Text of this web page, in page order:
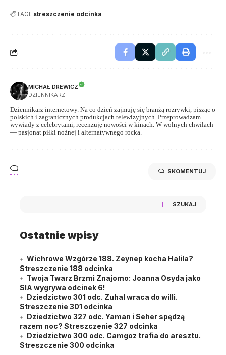
TAGI: streszczenie odcinka
MICHAŁ DREWICZ
DZIENNIKARZ
Dziennikarz internetowy. Na co dzień zajmuję się branżą rozrywki, pisząc o
polskich i zagranicznych produkcjach telewizyjnych. Przeprowadzam
wywiady z celebrytami, recenzuję nowości w kinach. W wolnych chwilach
— pasjonat piłki nożnej i alternatywnego rocka.
SKOMENTUJ
SZUKAJ
Ostatnie wpisy
Wichrowe Wzgórze 188. Zeynep kocha Halila?
Streszczenie 188 odcinka
Twoja Twarz Brzmi Znajomo: Joanna Osyda jako
SIA wygrywa odcinek 6!
Dziedzictwo 301 odc. Zuhal wraca do willi.
Streszczenie 301 odcinka
Dziedzictwo 327 odc. Yaman i Seher spędzą
razem noc? Streszczenie 327 odcinka
Dziedzictwo 300 odc. Camgoz trafia do aresztu.
Streszczenie 300 odcinka